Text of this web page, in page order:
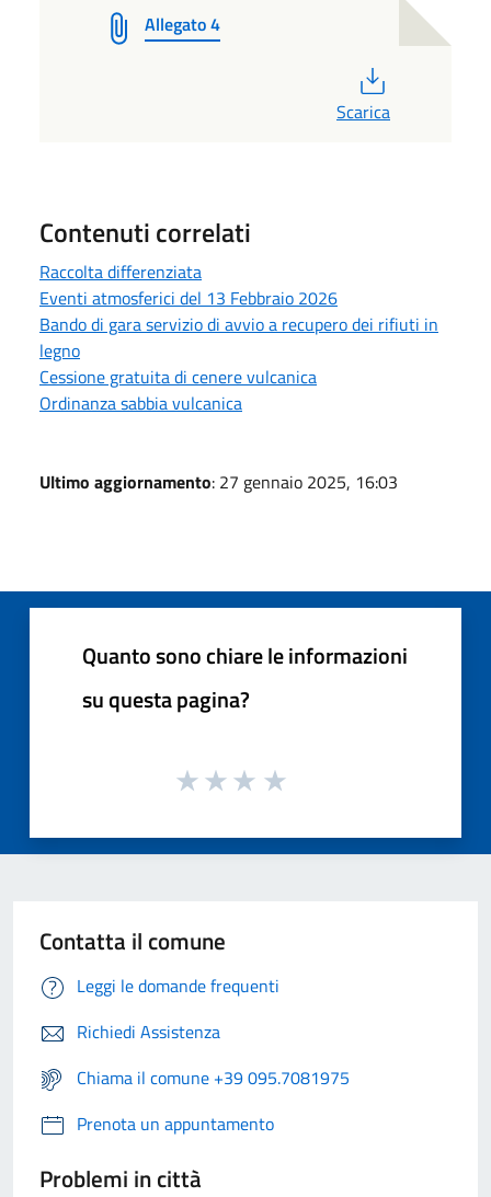
Allegato 4
Scarica
Contenuti correlati
Raccolta differenziata
Eventi atmosferici del 13 Febbraio 2026
Bando di gara servizio di avvio a recupero dei rifiuti in
legno
Cessione gratuita di cenere vulcanica
Ordinanza sabbia vulcanica
Ultimo aggiornamento: 27 gennaio 2025, 16:03
Quanto sono chiare le informazioni
su questa pagina?
Contatta il comune
Leggi le domande frequenti
Richiedi Assistenza
Chiama il comune +39 095.7081975
Prenota un appuntamento
Problemi in città